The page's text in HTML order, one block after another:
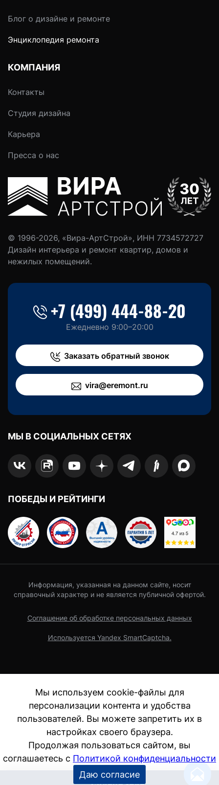
Блог о дизайне и ремонте
Энциклопедия ремонта
КОМПАНИЯ
Контакты
Студия дизайна
Карьера
Пресса о нас
© 1996-2026, «Вира-АртСтрой», ИНН 7734572727
Дизайн интерьера и ремонт квартир, домов и
нежилых помещений.
+7 (499) 444-88-20
Ежедневно 9:00–20:00
Заказать обратный звонок
vira@eremont.ru
МЫ В СОЦИАЛЬНЫХ СЕТЯХ
ПОБЕДЫ И РЕЙТИНГИ
Информация, указанная на данном сайте, носит
справочный характер и не является публичной офертой.
Соглашение об обработке персональных данных
Используется Yandex SmartCaptcha.
Мы используем cookie-файлы для
персонализации контента и удобства
пользователей. Вы можете запретить их в
настройках своего браузера.
Продолжая пользоваться сайтом, вы
соглашаетесь с Политикой конфиденциальности
Даю согласие